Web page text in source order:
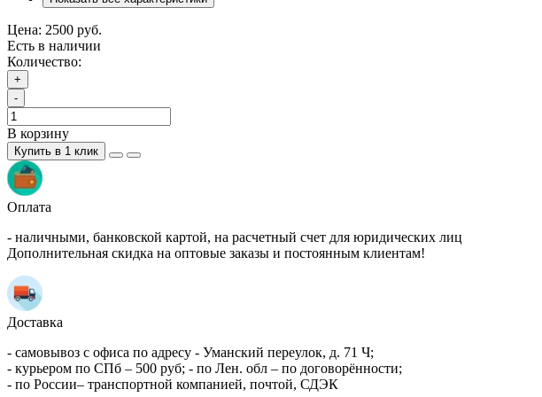
Цена: 2500 руб.
Есть в наличии
Количество:
+
-
В корзину
Купить в 1 клик
Оплата
- наличными, банковской картой, на расчетный счет для юридических лиц
Дополнительная скидка на оптовые заказы и постоянным клиентам!
Доставка
- самовывоз с офиса по адресу - Уманский переулок, д. 71 Ч;
- курьером по СПб – 500 руб; - по Лен. обл – по договорённости;
- по России– транспортной компанией, почтой, СДЭК